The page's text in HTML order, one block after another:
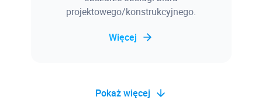
projektowego/konstrukcyjnego.
Więcej
Pokaż więcej